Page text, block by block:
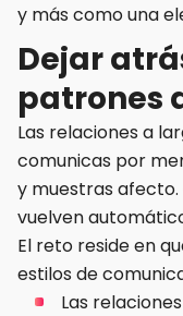
y más como una
Dejar
patrones
Las relaciones a
comunicas por
y muestras afecto.
vuelven
El reto reside en
estilos de
Las